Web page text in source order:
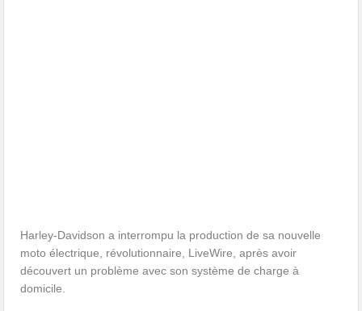
Harley-Davidson a interrompu la production de sa nouvelle
moto électrique, révolutionnaire, LiveWire, après avoir
découvert un problème avec son système de charge à
domicile.